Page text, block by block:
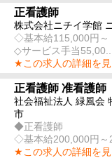
正看護師
株式会社ニチイ学館
◇基本給115,000円～
◇サービス手当55,00...
★この求人の詳細を
正看護師 准看護師
社会福祉法人 緑風会
市
◆正看護師
◇基本給200,000円～
★この求人の詳細を